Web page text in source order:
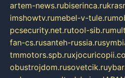
artem-news.rubiserinca.ru
imshowtv.rumebel-v-tule.ru
pcsecurity.net.rutool-sib.ru
fan-cs.rusanteh-russia.ru
tmmotors.spb.ru
obustrojdom.rusovetcik.ru